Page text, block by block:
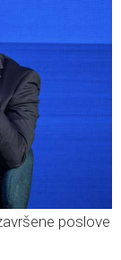
poslove